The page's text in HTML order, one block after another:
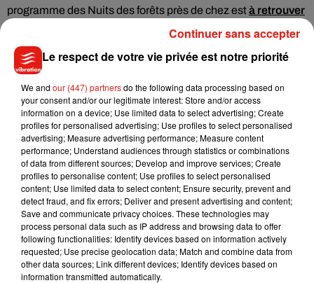
programme des Nuits des forêts près de chez està retrouver
Musique
5 août 2026
Benny Blanco invite Selena Gomez et
Becky G sur son nouveau single
Le respect de votre vie privée est notre priorité
We and our (447) partnersdo the following data processing based on
your consent and/or our legitimate interest: Store and/or access
information on a device; Use limited data to select advertising; Create
profiles for personalised advertising; Use profiles to select personalised
advertising; Measure advertising performance; Measure content
performance; Understand audiences through statistics or combinations
of data from different sources; Develop and improve services; Create
profiles to personalise content; Use profiles to select personalised
content; Use limited data to select content; Ensure security, prevent and
detect fraud, and fix errors; Deliver and present advertising and content;
Save and communicate privacy choices. These technologies may
process personal data such as IP address and browsing data to offer
following functionalities: Identify devices based on information actively
requested; Use precise geolocation data; Match and combine data from
other data sources; Link different devices; Identify devices based on
information transmitted automatically.
Continuer sans accepter